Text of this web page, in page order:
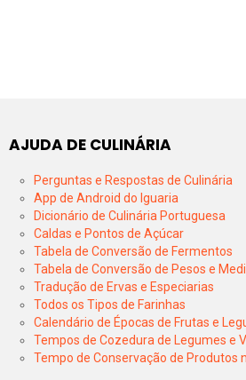
AJUDA DE CULINÁRIA
Perguntas e Respostas de Culinária
App de Android do Iguaria
Dicionário de Culinária Portuguesa
Caldas e Pontos de Açúcar
Tabela de Conversão de Fermentos
Tabela de Conversão de Pesos e
Tradução de Ervas e Especiarias
Todos os Tipos de Farinhas
Calendário de Épocas de Frutas e
Tempos de Cozedura de Legumes e
Tempo de Conservação de Produtos